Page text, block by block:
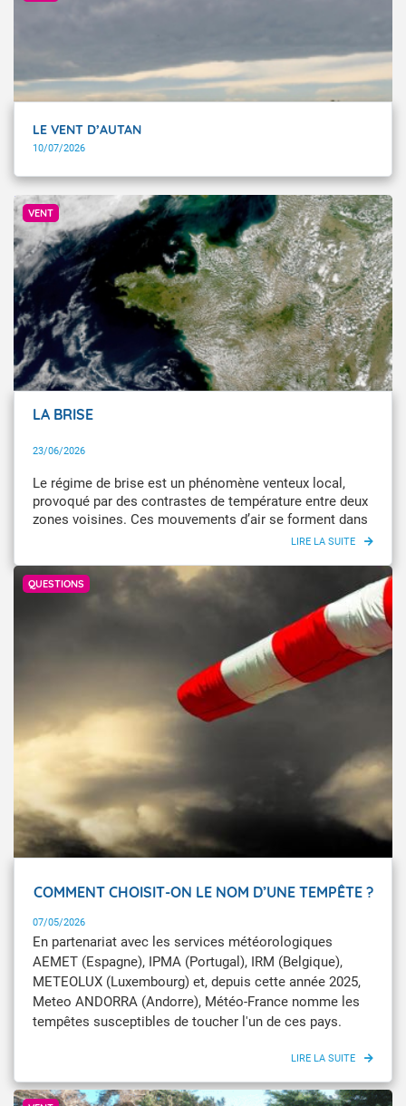
LE VENT D’AUTAN
10/07/2026
VENT
Météo-France
LA BRISE
23/06/2026
Le régime de brise est un phénomène venteux local,
provoqué par des contrastes de température entre deux
zones voisines. Ces mouvements d’air se forment dans
différents environnements, notamment entre la terre et
Explications.
QUESTIONS
COMMENT CHOISIT-ON LE NOM D’UNE TEMPÊTE ?
07/05/2026
En partenariat avec les services météorologiques
AEMET (Espagne), IPMA (Portugal), IRM (Belgique),
METEOLUX (Luxembourg) et, depuis cette année 2025,
Meteo ANDORRA (Andorre), Météo-France nomme les
tempêtes susceptibles de toucher l'un de ces pays.
Météo-France